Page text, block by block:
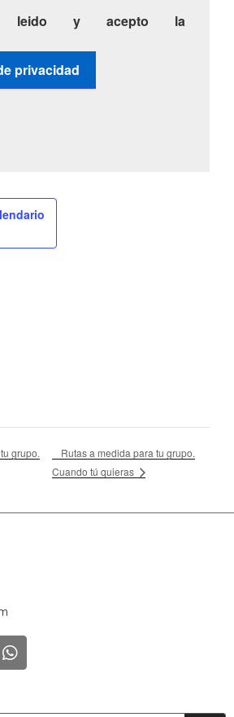
leido y acepto la
privacidad
grupo.
Rutas a medida para tu grupo.
Cuando tú quieras